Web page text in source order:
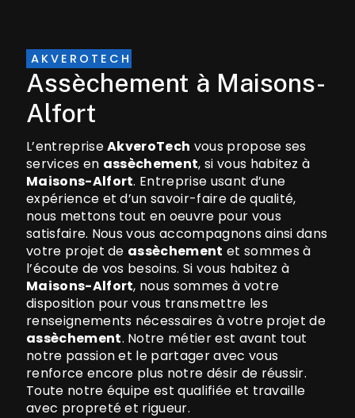
AKVEROTECH
assèchement à Maisons-
Alfort
L’entrepriseAkveroTech vous propose ses
services en assèchement, si vous habitez à
Maisons-Alfort. Entreprise usant d’une
expérience et d’un savoir-faire de qualité,
nous mettons tout en oeuvre pour vous
satisfaire. Nous vous accompagnons ainsi dans
votre projet de assèchement et sommes à
l’écoute de vos besoins. Si vous habitez à
Maisons-Alfort, nous sommes à votre
disposition pour vous transmettre les
renseignements nécessaires à votre projet de
assèchement. Notre métier est avant tout
notre passion et le partager avec vous
renforce encore plus notre désir de réussir.
Toute notre équipe est qualifiée et travaille
avec propreté et rigueur.